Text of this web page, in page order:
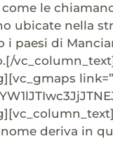
come le
ubicate nella
i paesi di
deriva in